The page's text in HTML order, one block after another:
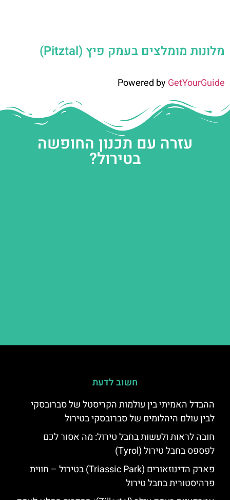
מלונות מומלצים בעמק פיץ (Pitztal)
Powered byGetYourGuide
עזרה עם תכנון החופשה
בטירול?
חשוב לדעת
ההבדל האמיתי בין עולמות הקריסטל של סברובסקי
לבין עולם היהלומים של סברובסקי בטירול
חובה לראות ולעשות בחבל טירול: מה אסור לכם
לפספס בחבל טירול (Tyrol)
פארק הדינוזאורים (Triassic Park) בטירול – חווית
פרהיסטורית בחבל טירול